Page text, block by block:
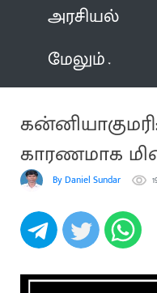
அரசியல்
மேலும்
காரணமாக
By Daniel Sundar